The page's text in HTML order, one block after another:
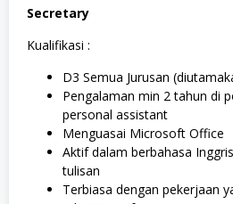
Secretary
Kualifikasi :
D3 Semua Jurusan
Pengalaman min 2 tahun di
personal assistant
Menguasai Microsoft Office
Aktif dalam berbahasa
tulisan
Terbiasa dengan pekerjaan